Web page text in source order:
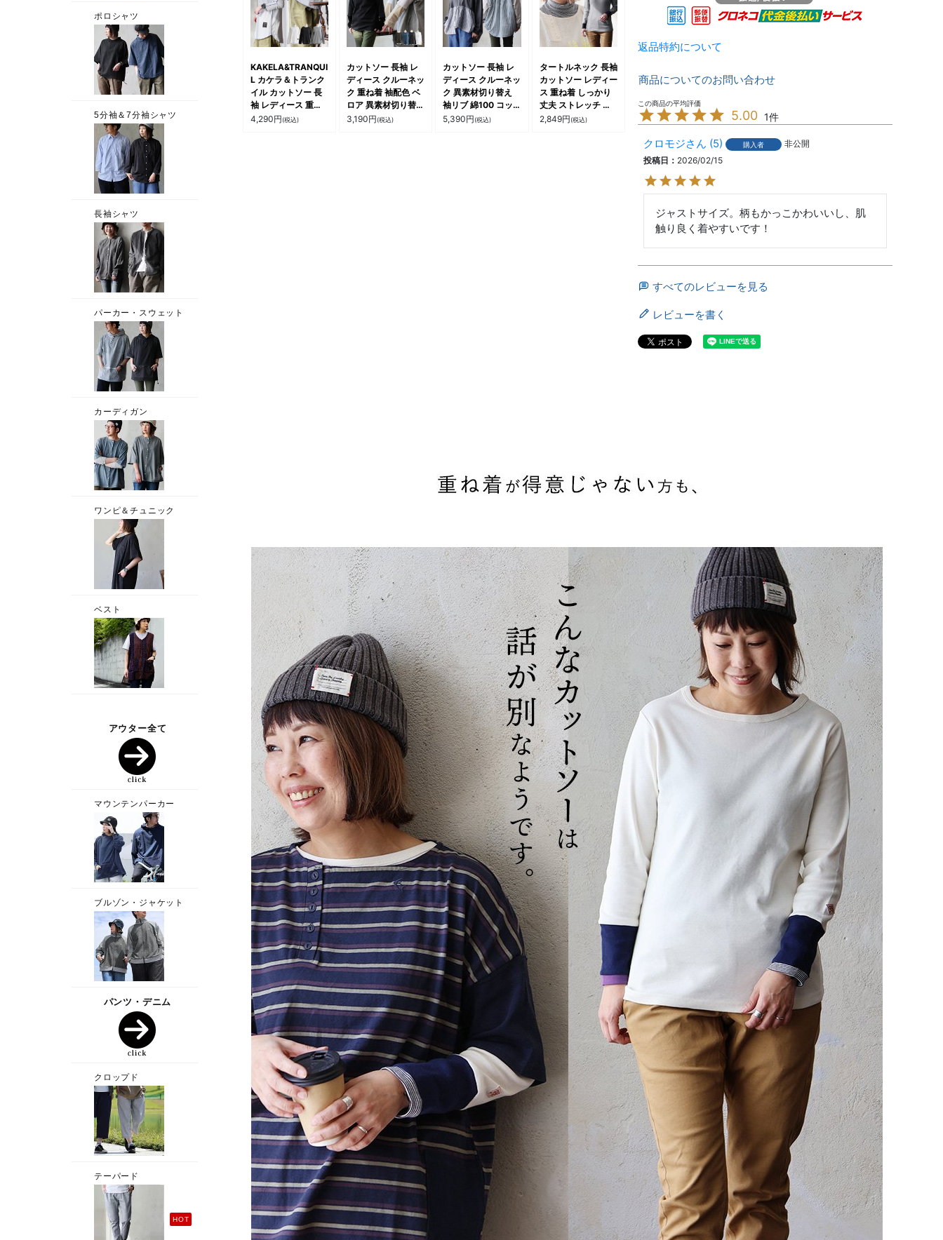
ティ
ンナー le colis ルコ
リ
KAKELA&TRANQUI
L カケラ＆トランク
イル カットソー 長
袖 レディース 重ね
着 レイヤード 配色
4,290円(税込)
カットソー 長袖 レ
ディース クルーネッ
ク 重ね着 袖配色 ベ
ロア 異素材切り替え
綿100 コットン 天
3,190円(税込)
カットソー 長袖 レ
ディース クルーネッ
ク 異素材切り替え
袖リブ 綿100 コッ
トン ストライプ 布
5,390円(税込)
タートルネック 長袖
カットソー レディー
ス 重ね着 しっかり
丈夫 ストレッチ 柔
らかい 綿100% コッ
2,849円(税込)
返品特約について
商品についてのお問い合わせ
5.00 1
クロモジ 5 購入者
非公開
投稿日
2026/02/15
ジャストサイズ。柄もかっこかわいいし、肌
触り良く着やすいです！
すべてのレビューを見る
レビューを書く